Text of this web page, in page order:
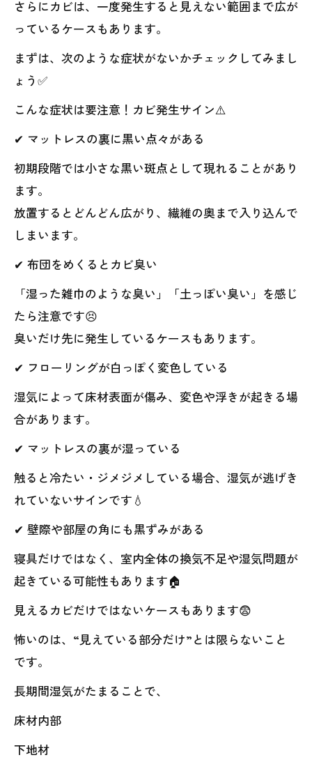
さらにカビは、一度発生すると見えない範囲まで広が
っているケースもあります。
まずは、次のような症状がないかチェックしてみまし
ょう✅
こんな症状は要注意！カビ発生サイン⚠️
✔ マットレスの裏に黒い点々がある
初期段階では小さな黒い斑点として現れることがあり
ます。
放置するとどんどん広がり、繊維の奥まで入り込んで
しまいます。
✔ 布団をめくるとカビ臭い
「湿った雑巾のような臭い」「土っぽい臭い」を感じ
たら注意です😣
臭いだけ先に発生しているケースもあります。
✔ フローリングが白っぽく変色している
湿気によって床材表面が傷み、変色や浮きが起きる場
合があります。
✔ マットレスの裏が湿っている
触ると冷たい・ジメジメしている場合、湿気が逃げき
れていないサインです💧
✔ 壁際や部屋の角にも黒ずみがある
寝具だけではなく、室内全体の換気不足や湿気問題が
起きている可能性もあります🏠
見えるカビだけではないケースもあります😨
怖いのは、“見えている部分だけ”とは限らないこと
です。
長期間湿気がたまることで、
床材内部
下地材